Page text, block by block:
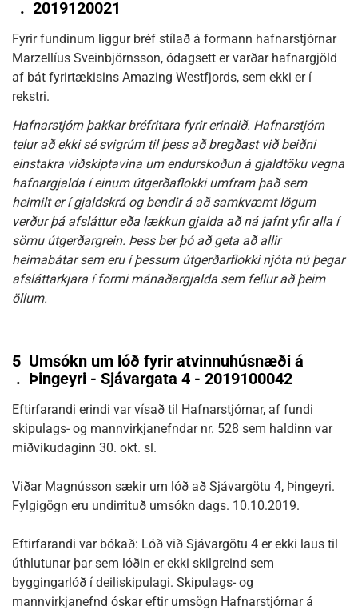
. 2019120021
Fyrir fundinum liggur bréf stílað á formann hafnarstjórnar
Marzellíus Sveinbjörnsson, ódagsett er varðar hafnargjöld
af bát fyrirtækisins Amazing Westfjords, sem ekki er í
rekstri.
Hafnarstjórn þakkar bréfritara fyrir erindið. Hafnarstjórn
telur að ekki sé svigrúm til þess að bregðast við beiðni
einstakra viðskiptavina um endurskoðun á gjaldtöku vegna
hafnargjalda í einum útgerðaflokki umfram það sem
heimilt er í gjaldskrá og bendir á að samkvæmt lögum
verður þá afsláttur eða lækkun gjalda að ná jafnt yfir alla í
sömu útgerðargrein. Þess ber þó að geta að allir
heimabátar sem eru í þessum útgerðarflokki njóta nú þegar
afsláttarkjara í formi mánaðargjalda sem fellur að þeim
öllum.
5
.
Umsókn um lóð fyrir atvinnuhúsnæði á
Þingeyri - Sjávargata 4 - 2019100042
Eftirfarandi erindi var vísað til Hafnarstjórnar, af fundi
skipulags- og mannvirkjanefndar nr. 528 sem haldinn var
miðvikudaginn 30. okt. sl.
Viðar Magnússon sækir um lóð að Sjávargötu 4, Þingeyri.
Fylgigögn eru undirrituð umsókn dags. 10.10.2019.
Eftirfarandi var bókað: Lóð við Sjávargötu 4 er ekki laus til
úthlutunar þar sem lóðin er ekki skilgreind sem
byggingarlóð í deiliskipulagi. Skipulags- og
mannvirkjanefnd óskar eftir umsögn Hafnarstjórnar á